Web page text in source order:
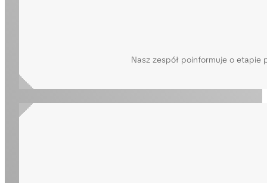
Nasz zespół poinformuje o etapie